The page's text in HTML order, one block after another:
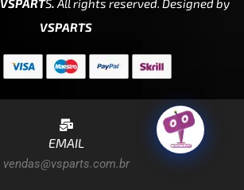
VSPARTS. All rights reserved. Designed by
VSPARTS
EMAIL
vendas@vsparts.com.br